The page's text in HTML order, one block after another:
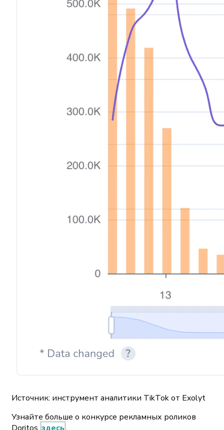
Источник: инструмент аналитики TikTok от Exolyt
Узнайте больше о конкурсе рекламных роликов
Doritos здесь.